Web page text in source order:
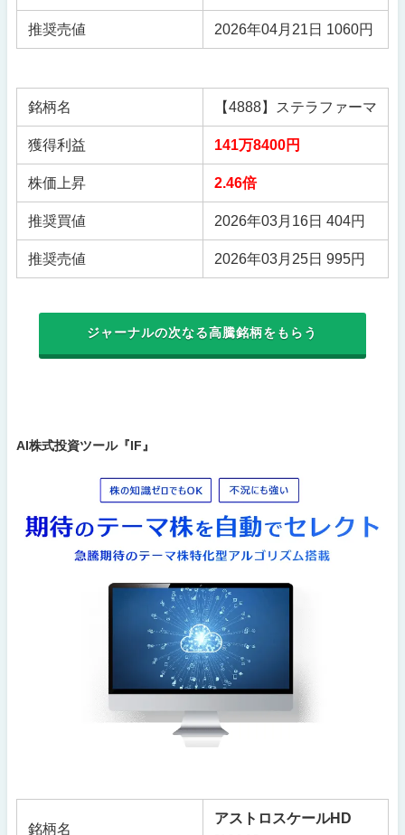
推奨売値 2026年04月21日 1060円
銘柄名 【4888】ステラファーマ
獲得利益 141万8400円
株価上昇 2.46倍
推奨買値 2026年03月16日 404円
推奨売値 2026年03月25日 995円
ジャーナルの次なる高騰銘柄をもらう
AI株式投資ツール『IF』
銘柄名
アストロスケールHD